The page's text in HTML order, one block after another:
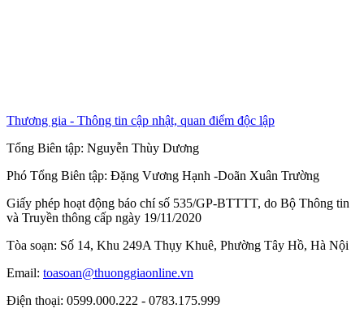
Thương gia - Thông tin cập nhật, quan điểm độc lập
Tổng Biên tập: Nguyễn Thùy Dương
Phó Tổng Biên tập: Đặng Vương Hạnh -Doãn Xuân Trường
Giấy phép hoạt động báo chí số 535/GP-BTTTT, do Bộ Thông tin
và Truyền thông cấp ngày 19/11/2020
Tòa soạn: Số 14, Khu 249A Thụy Khuê, Phường Tây Hồ, Hà Nội
Email: toasoan@thuonggiaonline.vn
Điện thoại: 0599.000.222 - 0783.175.999